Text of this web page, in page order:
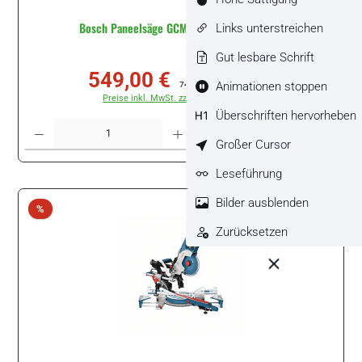
Bosch Paneelsäge GCM 8 SJL #0601B19100
Verkaufspreis:
549,00 € Regulärer Preis:
740,40 € (25.85% gespart)
Preise inkl. MwSt. zzgl. Versandkosten
%Rabatt
Links unterstreichen
Gut lesbare Schrift
Animationen stoppen
Überschriften hervorheben
Großer Cursor
Leseführung
Bilder ausblenden
Zurücksetzen